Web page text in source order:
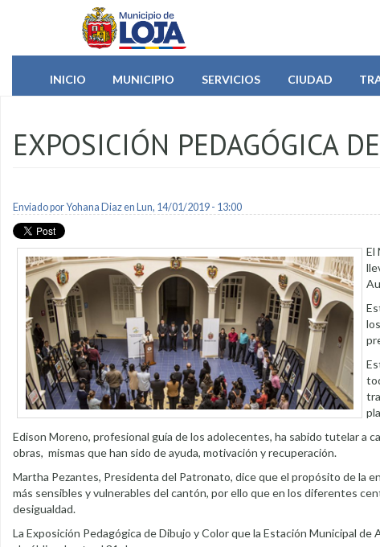
Pasar al contenido principal
INICIO
MUNICIPIO SERVICIOS CIUDAD
EXPOSICIÓN PEDAGÓGICA
Enviado porYohana Diazen Lun, 14/01/2019 - 13:00
El
Edison Moreno, profesional guía de los adolecentes, ha sabido tutelar a
obras, mismas que han sido de ayuda, motivación y recuperación.
Martha Pezantes, Presidenta del Patronato, dice que el propósito de la
más sensibles y vulnerables del cantón, por ello que en los diferentes
desigualdad.
La Exposición Pedagógica de Dibujo y Color que la Estación Municipal